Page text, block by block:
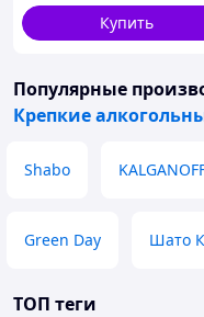
Купить
Популярные
Крепкие
Shabo
Green Day Шато
ТОП теги